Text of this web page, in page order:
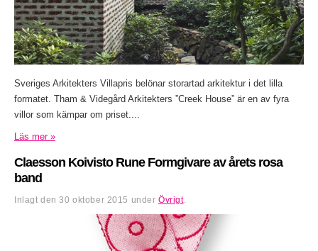
Sveriges Arkitekters Villapris belönar storartad arkitektur i det lilla
formatet. Tham & Videgård Arkitekters ”Creek House” är en av fyra
villor som kämpar om priset....
Läs mer »
Claesson Koivisto Rune Formgivare av årets rosa
band
Inlagt den30 oktober 2015 underÖvrigt.